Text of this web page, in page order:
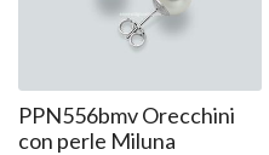
PPN556bmv Orecchini
con perle Miluna